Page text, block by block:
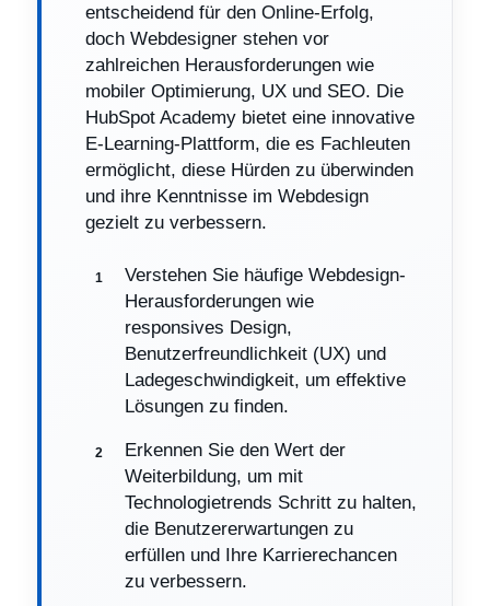
entscheidend für den Online-Erfolg,
doch Webdesigner stehen vor
zahlreichen Herausforderungen wie
mobiler Optimierung, UX und SEO. Die
HubSpot Academy bietet eine innovative
E-Learning-Plattform, die es Fachleuten
ermöglicht, diese Hürden zu überwinden
und ihre Kenntnisse im Webdesign
gezielt zu verbessern.
Verstehen Sie häufige Webdesign-
Herausforderungen wie
responsives Design,
Benutzerfreundlichkeit (UX) und
Ladegeschwindigkeit, um effektive
Lösungen zu finden.
Erkennen Sie den Wert der
Weiterbildung, um mit
Technologietrends Schritt zu halten,
die Benutzererwartungen zu
erfüllen und Ihre Karrierechancen
zu verbessern.